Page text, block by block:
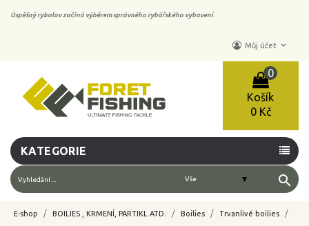
Úspěšný rybolov začíná výběrem správného rybářského vybavení.
Můj účet keyboard_arrow_down
Košík
0
0 Kč
KATEGORIE
search
E-shop BOILIES , KRMENÍ, PARTIKL ATD. Boilies Trvanlivé boilies